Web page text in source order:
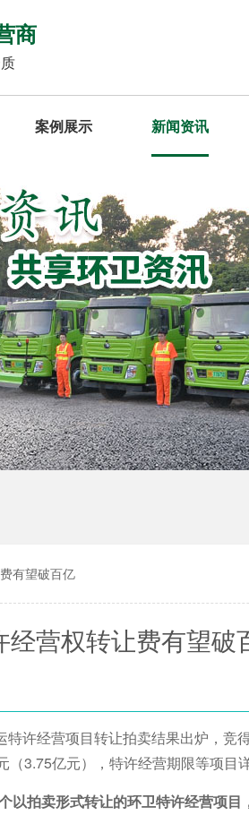
商
案例展示 新闻资讯
有望破百亿
经营权转让费有望破
许经营项目转让拍卖结果出炉，竞
3.75亿元），特许经营期限等项目详
以拍卖形式转让的环卫特许经营项目